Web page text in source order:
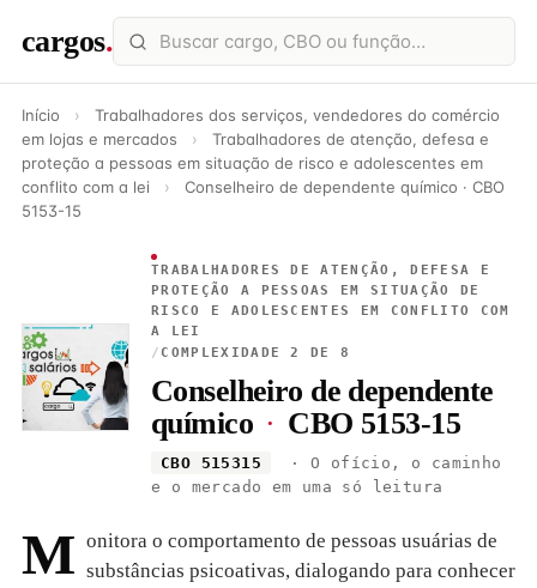
cargos.
Início ›
Trabalhadores dos serviços, vendedores do comércio
em lojas e mercados
›
Trabalhadores de atenção, defesa e
proteção a pessoas em situação de risco e adolescentes em
conflito com a lei
›
Conselheiro de dependente químico · CBO
5153-15
TRABALHADORES DE ATENÇÃO, DEFESA E
PROTEÇÃO A PESSOAS EM SITUAÇÃO DE
RISCO E ADOLESCENTES EM CONFLITO COM
A LEI
/ COMPLEXIDADE 2 DE 8
Conselheiro de dependente
químico · CBO 5153-15
CBO 515315
· O ofício, o caminho
e o mercado em uma só leitura
M onitora o comportamento de pessoas usuárias de
substâncias psicoativas, dialogando para conhecer